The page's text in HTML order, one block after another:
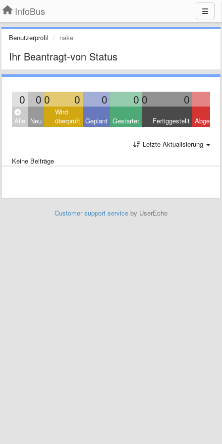
InfoBus
Benutzerprofil nake
Ihr Beantragt-von Status
0 0 0 0 0 0 0 0
Alle Neu
Wird
überprüft Geplant Gestartet Fertiggestellt
Letzte Aktualisierung
Keine Beiträge
Customer support service by UserEcho